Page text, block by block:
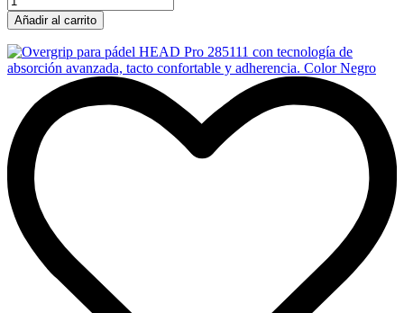
Añadir al carrito